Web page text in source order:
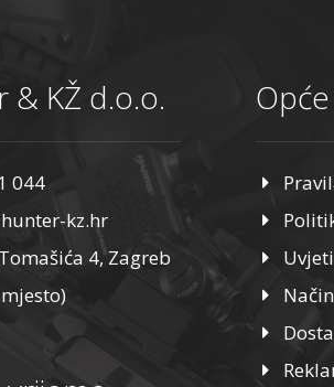
& KŽ d.o.o.
044
kz.hr
4, Zagreb